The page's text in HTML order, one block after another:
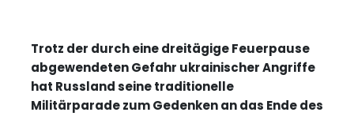
Trotz der durch eine dreitägige Feuerpause
abgewendeten Gefahr ukrainischer Angriffe
hat Russland seine traditionelle
Militärparade zum Gedenken an das Ende des